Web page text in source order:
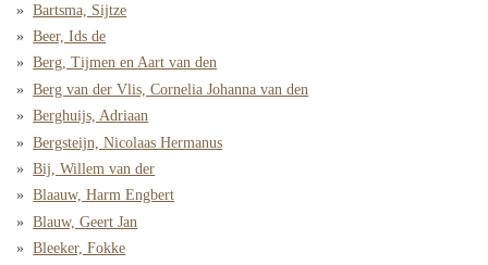
Bartsma, Sijtze
Beer, Ids de
Berg, Tijmen en Aart van den
Berg van der Vlis, Cornelia Johanna van den
Berghuijs, Adriaan
Bergsteijn, Nicolaas Hermanus
Bij, Willem van der
Blaauw, Harm Engbert
Blauw, Geert Jan
Bleeker, Fokke